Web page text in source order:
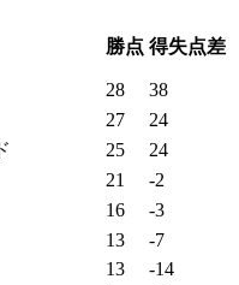
勝点 得失点差
28
38
27
24
25
24
21
-2
16
-3
13
-7
13
-14